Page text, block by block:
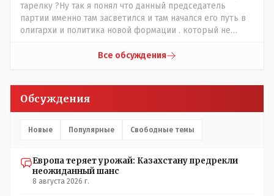
тарелку ?Ну так я понял что данный председатель
партии именно там засветился и там начался его путь в
олигархи и политика новой формации . который не
скорого ухода! А летающая тарелка, потому что ещё не
не иначе инопланетянин, ну а на чём инопланетяне
передвигаются?
Все обсуждения
Обсуждения
Новые Популярные Свободные темы
Европа теряет урожай: Казахстану предрекли
неожиданный шанс
8 августа 2026 г.